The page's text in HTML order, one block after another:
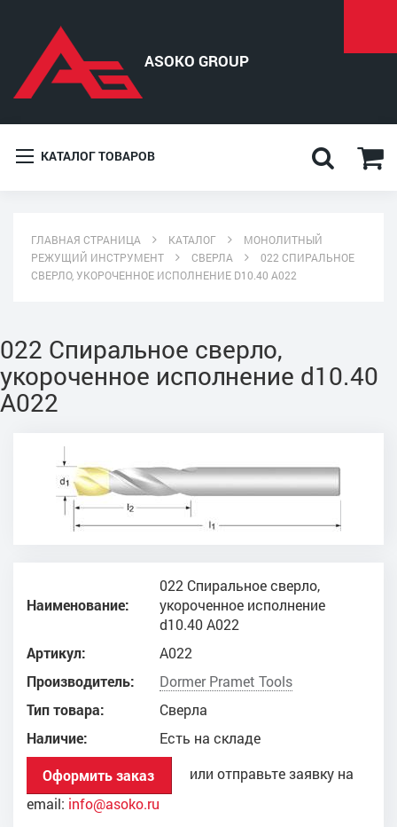
КАТАЛОГ ТОВАРОВ
ГЛАВНАЯ СТРАНИЦА КАТАЛОГ
МОНОЛИТНЫЙ
РЕЖУЩИЙ ИНСТРУМЕНТ
СВЕРЛА
022 СПИРАЛЬНОЕ
СВЕРЛО, УКОРОЧЕННОЕ ИСПОЛНЕНИЕ D10.40 A022
022 Спиральное сверло,
укороченное исполнение d10.40
A022
Наименование:
022 Спиральное сверло,
укороченное исполнение
d10.40 A022
Артикул:
A022
Производитель:
Dоrmer Pramet Tools
Тип товара:
Сверла
Наличие:
Есть на складе
Оформить заказ
или отправьте заявку на
email: info@asoko.ru